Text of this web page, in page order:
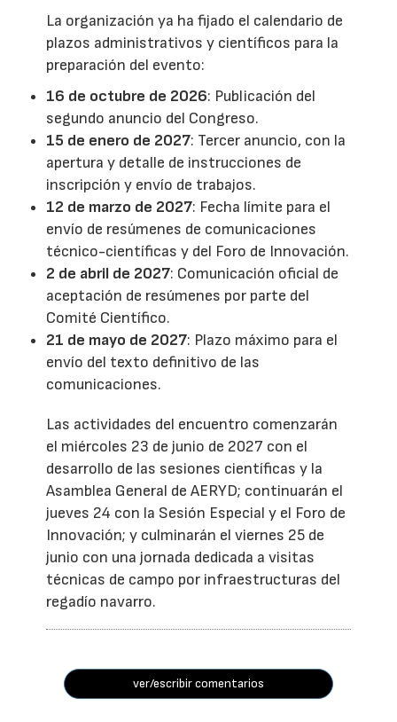
La organización ya ha fijado el calendario de
plazos administrativos y científicos para la
preparación del evento:
16 de octubre de 2026: Publicación del
segundo anuncio del Congreso.
15 de enero de 2027: Tercer anuncio, con la
apertura y detalle de instrucciones de
inscripción y envío de trabajos.
12 de marzo de 2027: Fecha límite para el
envío de resúmenes de comunicaciones
técnico-científicas y del Foro de Innovación.
2 de abril de 2027: Comunicación oficial de
aceptación de resúmenes por parte del
Comité Científico.
21 de mayo de 2027: Plazo máximo para el
envío del texto definitivo de las
comunicaciones.
Las actividades del encuentro comenzarán
el miércoles 23 de junio de 2027 con el
desarrollo de las sesiones científicas y la
Asamblea General de AERYD; continuarán el
jueves 24 con la Sesión Especial y el Foro de
Innovación; y culminarán el viernes 25 de
junio con una jornada dedicada a visitas
técnicas de campo por infraestructuras del
regadío navarro.
ver/escribir comentarios